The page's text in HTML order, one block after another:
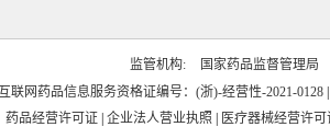
监管机构:
国家药品监督管理局
互联网药品信息服务资格证编号：(浙)-经营性-2021-0128
药品经营许可证
企业法人营业执照
医疗器械经营许可